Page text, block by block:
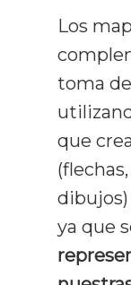
Los
toma
que
dibujos)
ya que